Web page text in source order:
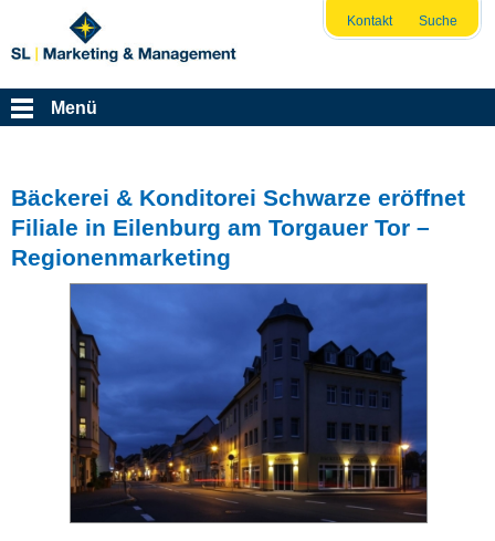
Kontakt Suche
Menü
Bäckerei & Konditorei Schwarze eröffnet
Filiale in Eilenburg am Torgauer Tor –
Regionenmarketing